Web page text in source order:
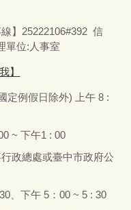
】25222106#392 信
位:人事室
】
定例假日除外) 上午8 :
~ 下午1 : 00
政總處或臺中市政府公
30、下午5： 00 ~ 5 : 30